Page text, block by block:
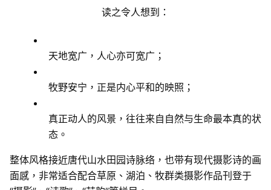
读之令人想到：
天地宽广，人心亦可宽广；
牧野安宁，正是内心平和的映照；
真正动人的风景，往往来自自然与生命最本真的状
态。
整体风格接近唐代山水田园诗脉络，也带有现代摄影诗的画
面感，非常适合配合草原、湖泊、牧群类摄影作品刊登于